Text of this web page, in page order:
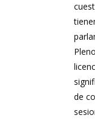
de